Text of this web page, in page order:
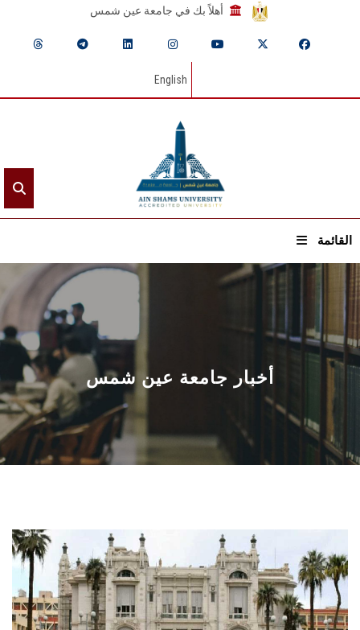
أهلاً بك في جامعة عين شمس
English
القائمة
الرئيسيـة
عن الجامعة
القطاعـات
الشئون الأكاديمية
البحث العلمي
المراكز والوحدات
الأنظمة الذكية
أخبار جامعة عين شمس